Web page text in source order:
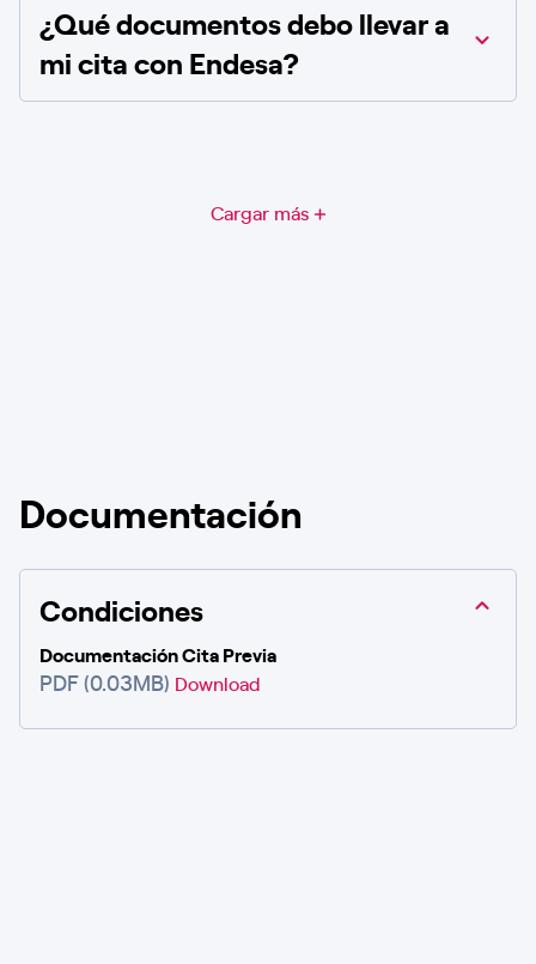
¿Qué documentos debo llevar a
mi cita con Endesa?
Cargar más
Documentación
Condiciones
Documentación Cita Previa
PDF (0.03MB) Download